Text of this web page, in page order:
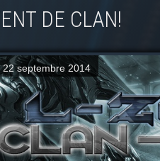
DE CLAN!
22 septembre 2014